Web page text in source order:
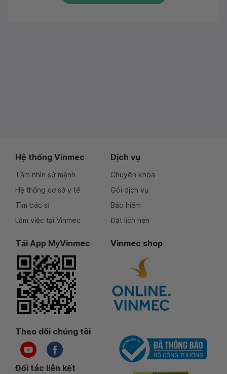
Hệ thống Vinmec
Tầm nhìn sứ mệnh
Hệ thống cơ sở y tế
Tìm bác sĩ
Làm việc tại Vinmec
Dịch vụ
Chuyên khoa
Gói dịch vụ
Bảo hiểm
Đặt lịch hẹn
Tải App MyVinmec Vinmec shop
Theo dõi chúng tôi
Đối tác liên kết